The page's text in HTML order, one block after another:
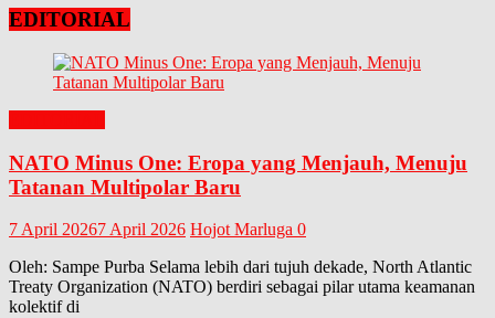
EDITORIAL
NATO Minus One: Eropa yang Menjauh, Menuju
Tatanan Multipolar Baru
7 April 20267 April 2026 Hojot Marluga 0
Oleh: Sampe Purba Selama lebih dari tujuh dekade, North Atlantic
Treaty Organization (NATO) berdiri sebagai pilar utama keamanan
kolektif di